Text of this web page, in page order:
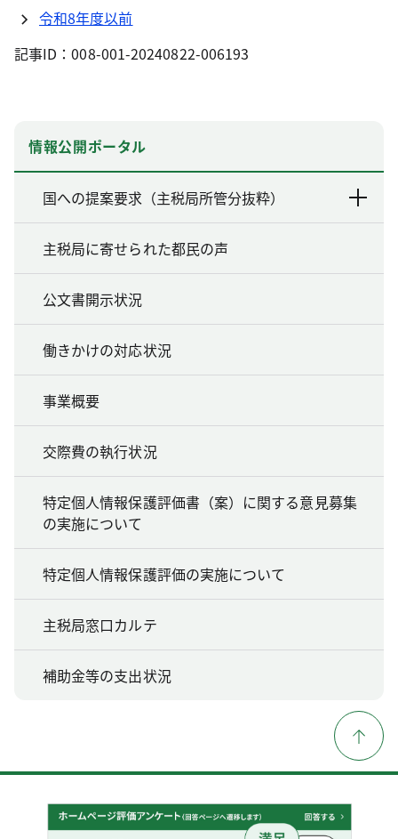
令和8年度以前
記事ID：008-001-20240822-006193
情報公開ポータル
国への提案要求（主税局所管分抜粋）
主税局に寄せられた都民の声
公文書開示状況
働きかけの対応状況
事業概要
交際費の執行状況
特定個人情報保護評価書（案）に関する意見募集
の実施について
特定個人情報保護評価の実施について
主税局窓口カルテ
補助金等の支出状況